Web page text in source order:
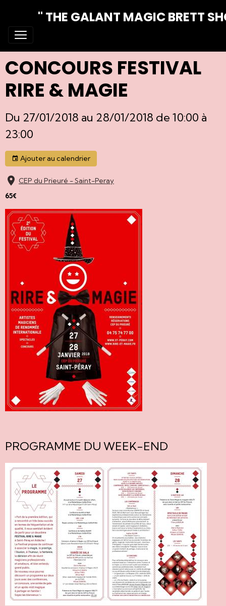
" THE GALANT MAGIC BRETT
CONCOURS FESTIVAL
RIRE & MAGIE
Du 27/01/2018 au 28/01/2018 de 10:00 à
23:00
Ajouter au calendrier
CEP du Prieuré - Saint-Peray
65€
PROGRAMME DU WEEK-END